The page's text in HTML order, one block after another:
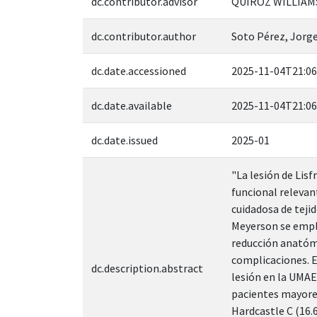
dc.contributor.author Soto Pérez,
dc.date.accessioned 2025-11-
dc.date.available 2025-11-
dc.date.issued 2025-01
dc.description.abstract
"La lesión de
funcional
cuidadosa de
Meyerson se
reducción
complicaciones.
lesión en la
pacientes
Hardcastle C